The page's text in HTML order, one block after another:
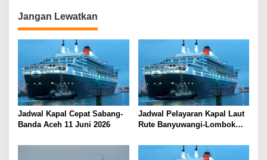
a
s
i
o
s
Jangan Lewatkan
Jadwal Kapal Cepat Sabang-
Banda Aceh 11 Juni 2026
Jadwal Pelayaran Kapal Laut
Rute Banyuwangi-Lombok